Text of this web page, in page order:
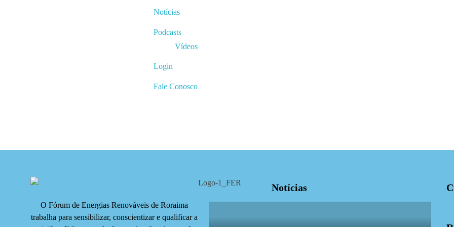
Notícias
Podcasts
Vídeos
Login
Fale Conosco
O Fórum de Energias Renováveis de Roraima
trabalha para sensibilizar, conscientizar e qualificar a
Notícias